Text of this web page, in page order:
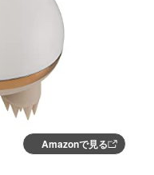
Amazonで見る